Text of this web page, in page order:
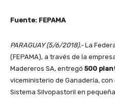
Fuente: FEPAMA
PARAGUAY (5/6/2018).-La
(FEPAMA), a través de la
Madereros SA, entregó 500
viceministerio de Ganadería,
Sistema Silvopastoril en